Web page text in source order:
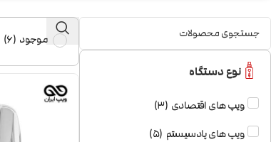
نوع دستگاه
ویپ های اقتصادی (
3
)
ویپ های پادسیستم (
5
)
موجود (
6
)